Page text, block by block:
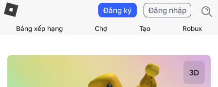
Bảng xếp hạng Chợ Tạo Robux
Đăng ký Đăng nhập
3D